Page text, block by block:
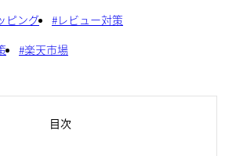
ピング #レビュー対策
#楽天市場
目次